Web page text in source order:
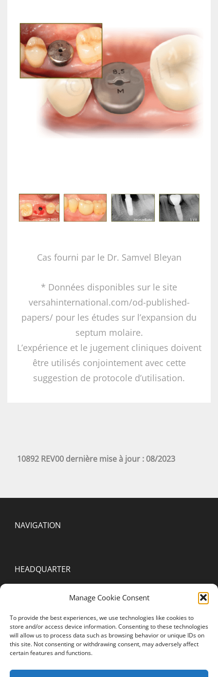
Manage Cookie Consent
To provide the best experiences, we use technologies like cookies to
store and/or access device information. Consenting to these technologies
will allow us to process data such as browsing behavior or unique IDs on
this site. Not consenting or withdrawing consent, may adversely affect
certain features and functions.
Cas fourni par le Dr. Samvel Bleyan
* Données disponibles sur le site
versahinternational.com/od-published-
papers/ pour les études sur l’expansion du
septum molaire.
L’expérience et le jugement cliniques doivent
être utilisés conjointement avec cette
suggestion de protocole d’utilisation.
10892 REV00 dernière mise à jour : 08/2023
NAVIGATION
HEADQUARTER
2000 Spring Arbor Rd. Suite D
United States of America
STAY CONNECTED